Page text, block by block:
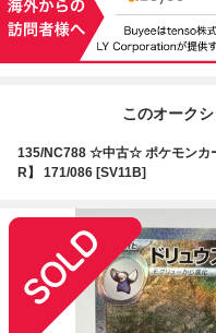
このオーク
135/NC788 ☆中古☆ ポケモンカ
R】 171/086 [SV11B]